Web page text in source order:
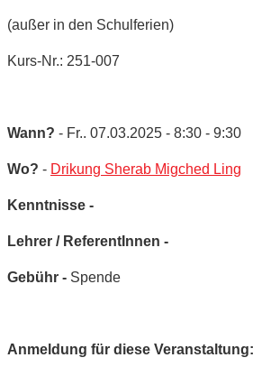
(außer in den Schulferien)
Kurs-Nr.: 251-007
Wann? - Fr.. 07.03.2025 - 8:30 - 9:30
Wo? - Drikung Sherab Migched Ling
Kenntnisse -
Lehrer / ReferentInnen -
Gebühr - Spende
Anmeldung für diese Veranstaltung: